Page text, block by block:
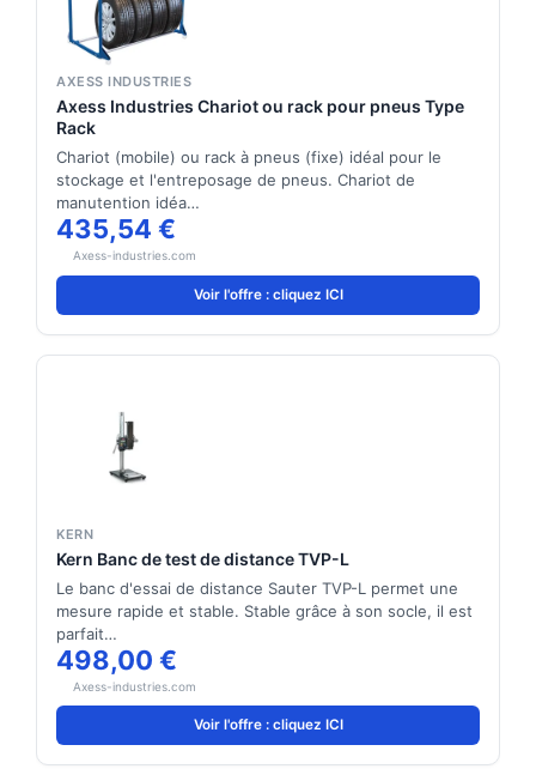
AXESS INDUSTRIES
Axess Industries Chariot ou rack pour pneus Type
Rack
Chariot (mobile) ou rack à pneus (fixe) idéal pour le
stockage et l'entreposage de pneus. Chariot de
manutention idéa…
435,54 €
Axess-industries.com
Voir l'offre : cliquez ICI
KERN
Kern Banc de test de distance TVP-L
Le banc d'essai de distance Sauter TVP-L permet une
mesure rapide et stable. Stable grâce à son socle, il est
parfait…
498,00 €
Axess-industries.com
Voir l'offre : cliquez ICI